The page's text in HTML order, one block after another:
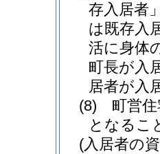
存入居者
は既存入
活に身体
町長が入
居者が入
(8)
町営
となるこ
(入居者の